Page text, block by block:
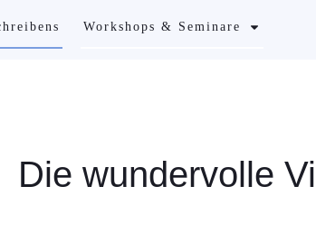
Workshops & Seminare
Die wundervolle